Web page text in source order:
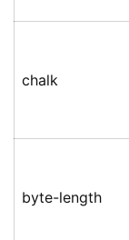
chalk
byte-length